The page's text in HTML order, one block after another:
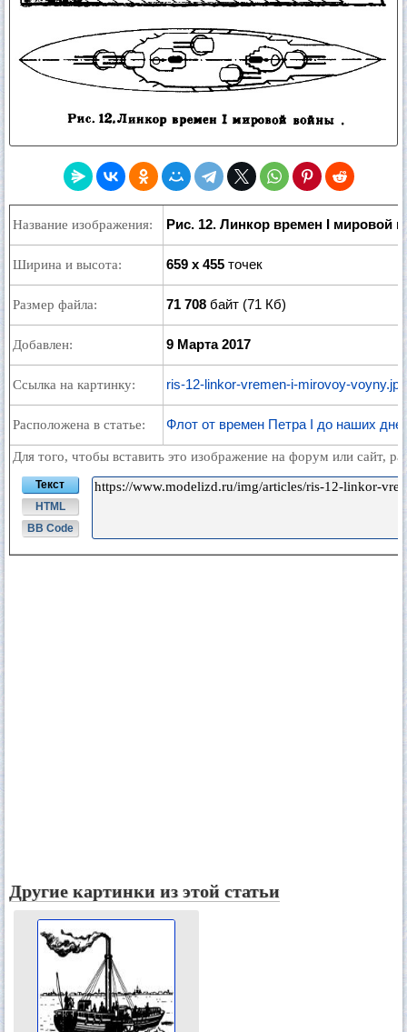
Название изображения: Рис. 12. Линкор времен I мировой
Ширина и высота: 659 x 455 точек
Размер файла: 71 708 байт (71 Кб)
Добавлен: 9 Марта 2017
Ссылка на картинку: ris-12-linkor-vremen-i-mirovoy-voyny.jpg
Расположена в статье: Флот от времен Петра I до наших
Для того, чтобы вставить это изображение на форум или сайт,
Текст
HTML
BB Code
Другие картинки из этой статьи